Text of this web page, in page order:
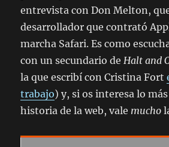
entrevista con Don Melton,
desarrollador que contrató
marcha Safari. Es como
con un secundario deHalt and
la que escribí con Cristina Fort
trabajo) y, si os interesa lo
historia de la web, vale mucho